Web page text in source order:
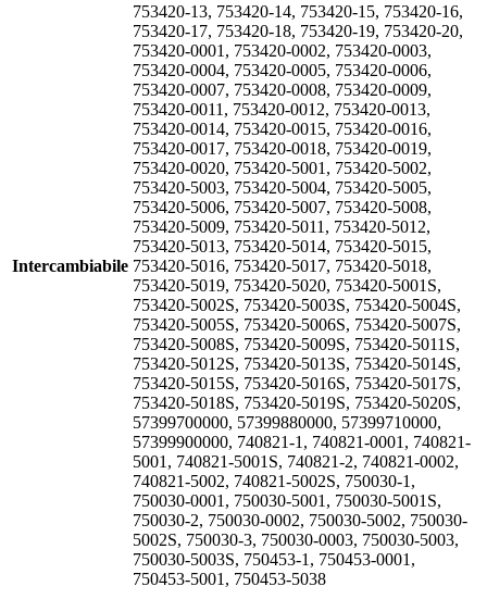
Intercambiabile
753420-13, 753420-14, 753420-15, 753420-16,
753420-17, 753420-18, 753420-19, 753420-20,
753420-0001, 753420-0002, 753420-0003,
753420-0004, 753420-0005, 753420-0006,
753420-0007, 753420-0008, 753420-0009,
753420-0011, 753420-0012, 753420-0013,
753420-0014, 753420-0015, 753420-0016,
753420-0017, 753420-0018, 753420-0019,
753420-0020, 753420-5001, 753420-5002,
753420-5003, 753420-5004, 753420-5005,
753420-5006, 753420-5007, 753420-5008,
753420-5009, 753420-5011, 753420-5012,
753420-5013, 753420-5014, 753420-5015,
753420-5016, 753420-5017, 753420-5018,
753420-5019, 753420-5020, 753420-5001S,
753420-5002S, 753420-5003S, 753420-5004S,
753420-5005S, 753420-5006S, 753420-5007S,
753420-5008S, 753420-5009S, 753420-5011S,
753420-5012S, 753420-5013S, 753420-5014S,
753420-5015S, 753420-5016S, 753420-5017S,
753420-5018S, 753420-5019S, 753420-5020S,
57399700000, 57399880000, 57399710000,
57399900000, 740821-1, 740821-0001, 740821-
5001, 740821-5001S, 740821-2, 740821-0002,
740821-5002, 740821-5002S, 750030-1,
750030-0001, 750030-5001, 750030-5001S,
750030-2, 750030-0002, 750030-5002, 750030-
5002S, 750030-3, 750030-0003, 750030-5003,
750030-5003S, 750453-1, 750453-0001,
750453-5001, 750453-5038